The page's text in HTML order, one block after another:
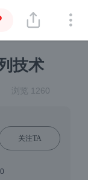
技术
浏览 1260
关注TA